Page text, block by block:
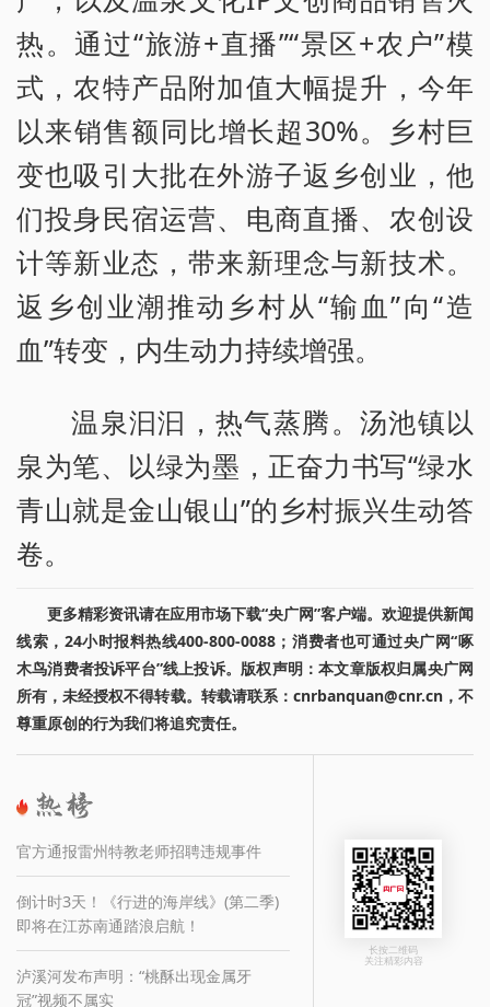
热。通过“旅游+直播”“景区+农户”模
式，农特产品附加值大幅提升，今年
以来销售额同比增长超30%。乡村巨
变也吸引大批在外游子返乡创业，他
们投身民宿运营、电商直播、农创设
计等新业态，带来新理念与新技术。
返乡创业潮推动乡村从“输血”向“造
血”转变，内生动力持续增强。
温泉汩汩，热气蒸腾。汤池镇以
泉为笔、以绿为墨，正奋力书写“绿水
青山就是金山银山”的乡村振兴生动答
卷。
更多精彩资讯请在应用市场下载“央广网”客户端。欢迎提供新闻
线索，24小时报料热线400-800-0088；消费者也可通过央广网“啄
木鸟消费者投诉平台”线上投诉。版权声明：本文章版权归属央广网
所有，未经授权不得转载。转载请联系：cnrbanquan@cnr.cn，不
尊重原创的行为我们将追究责任。
官方通报雷州特教老师招聘违规事件
倒计时3天！《行进的海岸线》(第二季)
即将在江苏南通踏浪启航！
泸溪河发布声明：“桃酥出现金属牙
冠”视频不属实
长按二维码
关注精彩内容